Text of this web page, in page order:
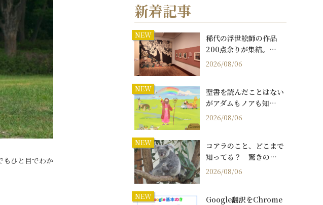
もひと目でわか
新着記事
NEW
稀代の浮世絵師の作品
200点余りが集結。…
2026/08/06
NEW
聖書を読んだことはない
がアダムもノアも知…
2026/08/06
NEW
コアラのこと、どこまで
知ってる？ 驚きの…
2026/08/06
NEW
Google翻訳をChrome